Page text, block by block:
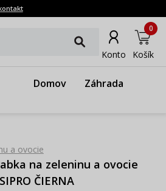
Konto Košík
0
Domov Záhrada
a ovocie
na zeleninu a ovocie
ČIERNA